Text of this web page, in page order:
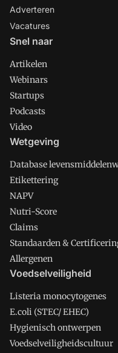
Adverteren
Vacatures
Snel naar
Artikelen
Webinars
Startups
Podcasts
Video
Wetgeving
Database
Etikettering
NAPV
Nutri-Score
Claims
Standaarden &
Allergenen
Voedselveiligheid
Listeria monocytogenes
E.coli (STEC/ EHEC)
Hygienisch ontwerpen
Voedselveiligheidscultuur